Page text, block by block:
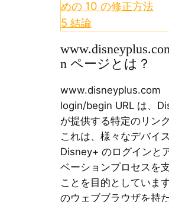
めの 10 の修正方法
5 結論
n ページとは？
www.disneyplus.com
login/begin URL は、
が提供する特定のリンク
これは、様々なデバイ
Disney+ のログインと
ベーションプロセスを
ことを目的としていま
のウェブブラウザを持